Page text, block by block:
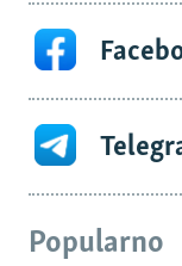
Popularno